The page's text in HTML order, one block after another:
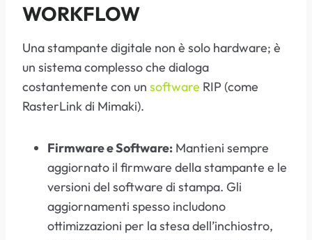
WORKFLOW
Una stampante digitale non è solo hardware; è
un sistema complesso che dialoga
costantemente con un software RIP (come
RasterLink di Mimaki).
Firmware e Software: Mantieni sempre
aggiornato il firmware della stampante e le
versioni del software di stampa. Gli
aggiornamenti spesso includono
ottimizzazioni per la stesa dell’inchiostro,